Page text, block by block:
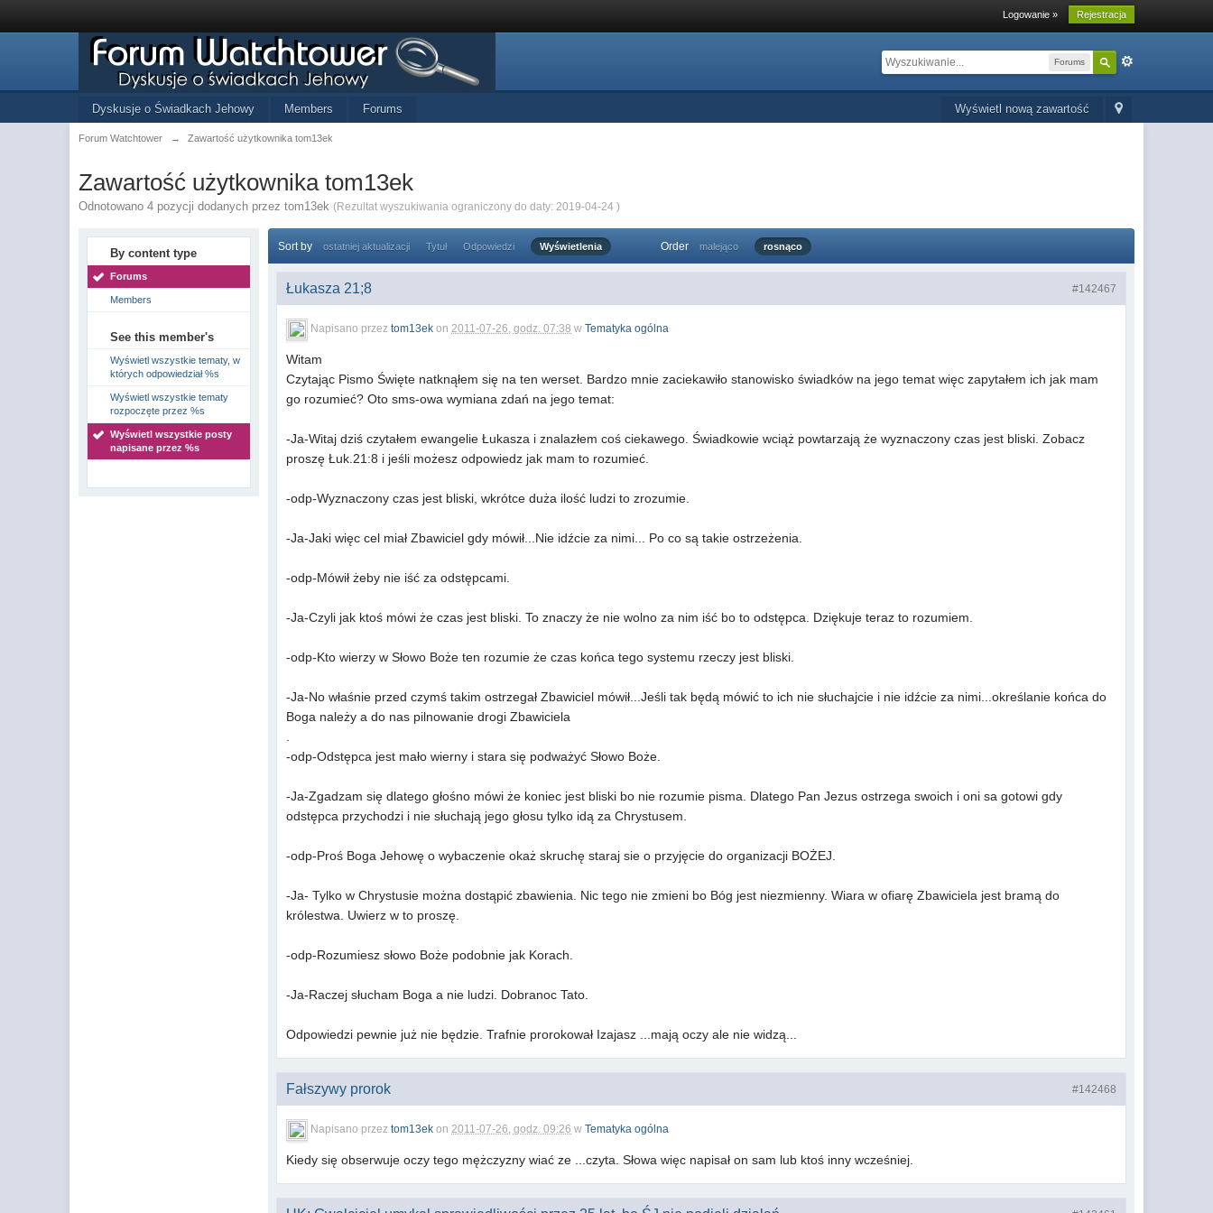
Logowanie » Rejestracja
Forums
Wyświetl nową zawartość
Dyskusje o Świadkach Jehowy Members Forums
Forum Watchtower → Zawartość użytkownika tom13ek
Zawartość użytkownika tom13ek
Odnotowano 4 pozycji dodanych przez tom13ek (Rezultat wyszukiwania ograniczony do daty: 2019-04-24 )
By content type
Forums
Members
See this member's
Wyświetl wszystkie tematy, w
których odpowiedział %s
Wyświetl wszystkie tematy
rozpoczęte przez %s
Wyświetl wszystkie posty
napisane przez %s
Sort by ostatniej aktualizacji Tytuł Odpowiedzi Wyświetlenia Order malejąco rosnąco
#142467
Łukasza 21;8
Napisano przeztom13ek on2011-07-26, godz. 07:38 wTematyka ogólna
Witam
Czytając Pismo Święte natknąłem się na ten werset. Bardzo mnie zaciekawiło stanowisko świadków na jego temat więc zapytałem ich jak mam
go rozumieć? Oto sms-owa wymiana zdań na jego temat:
-Ja-Witaj dziś czytałem ewangelie Łukasza i znalazłem coś ciekawego. Świadkowie wciąż powtarzają że wyznaczony czas jest bliski. Zobacz
proszę Łuk.21:8 i jeśli możesz odpowiedz jak mam to rozumieć.
-odp-Wyznaczony czas jest bliski, wkrótce duża ilość ludzi to zrozumie.
-Ja-Jaki więc cel miał Zbawiciel gdy mówił...Nie idźcie za nimi... Po co są takie ostrzeżenia.
-odp-Mówił żeby nie iść za odstępcami.
-Ja-Czyli jak ktoś mówi że czas jest bliski. To znaczy że nie wolno za nim iść bo to odstępca. Dziękuje teraz to rozumiem.
-odp-Kto wierzy w Słowo Boże ten rozumie że czas końca tego systemu rzeczy jest bliski.
-Ja-No właśnie przed czymś takim ostrzegał Zbawiciel mówił...Jeśli tak będą mówić to ich nie słuchajcie i nie idźcie za nimi...określanie końca do
Boga należy a do nas pilnowanie drogi Zbawiciela
-odp-Odstępca jest mało wierny i stara się podważyć Słowo Boże.
-Ja-Zgadzam się dlatego głośno mówi że koniec jest bliski bo nie rozumie pisma. Dlatego Pan Jezus ostrzega swoich i oni sa gotowi gdy
odstępca przychodzi i nie słuchają jego głosu tylko idą za Chrystusem.
-odp-Proś Boga Jehowę o wybaczenie okaż skruchę staraj sie o przyjęcie do organizacji BOŻEJ.
-Ja- Tylko w Chrystusie można dostąpić zbawienia. Nic tego nie zmieni bo Bóg jest niezmienny. Wiara w ofiarę Zbawiciela jest bramą do
królestwa. Uwierz w to proszę.
-odp-Rozumiesz słowo Boże podobnie jak Korach.
-Ja-Raczej słucham Boga a nie ludzi. Dobranoc Tato.
Odpowiedzi pewnie już nie będzie. Trafnie prorokował Izajasz ...mają oczy ale nie widzą...
#142468
Fałszywy prorok
Napisano przeztom13ek on2011-07-26, godz. 09:26 wTematyka ogólna
Kiedy się obserwuje oczy tego mężczyzny wiać ze ...czyta. Słowa więc napisał on sam lub ktoś inny wcześniej.